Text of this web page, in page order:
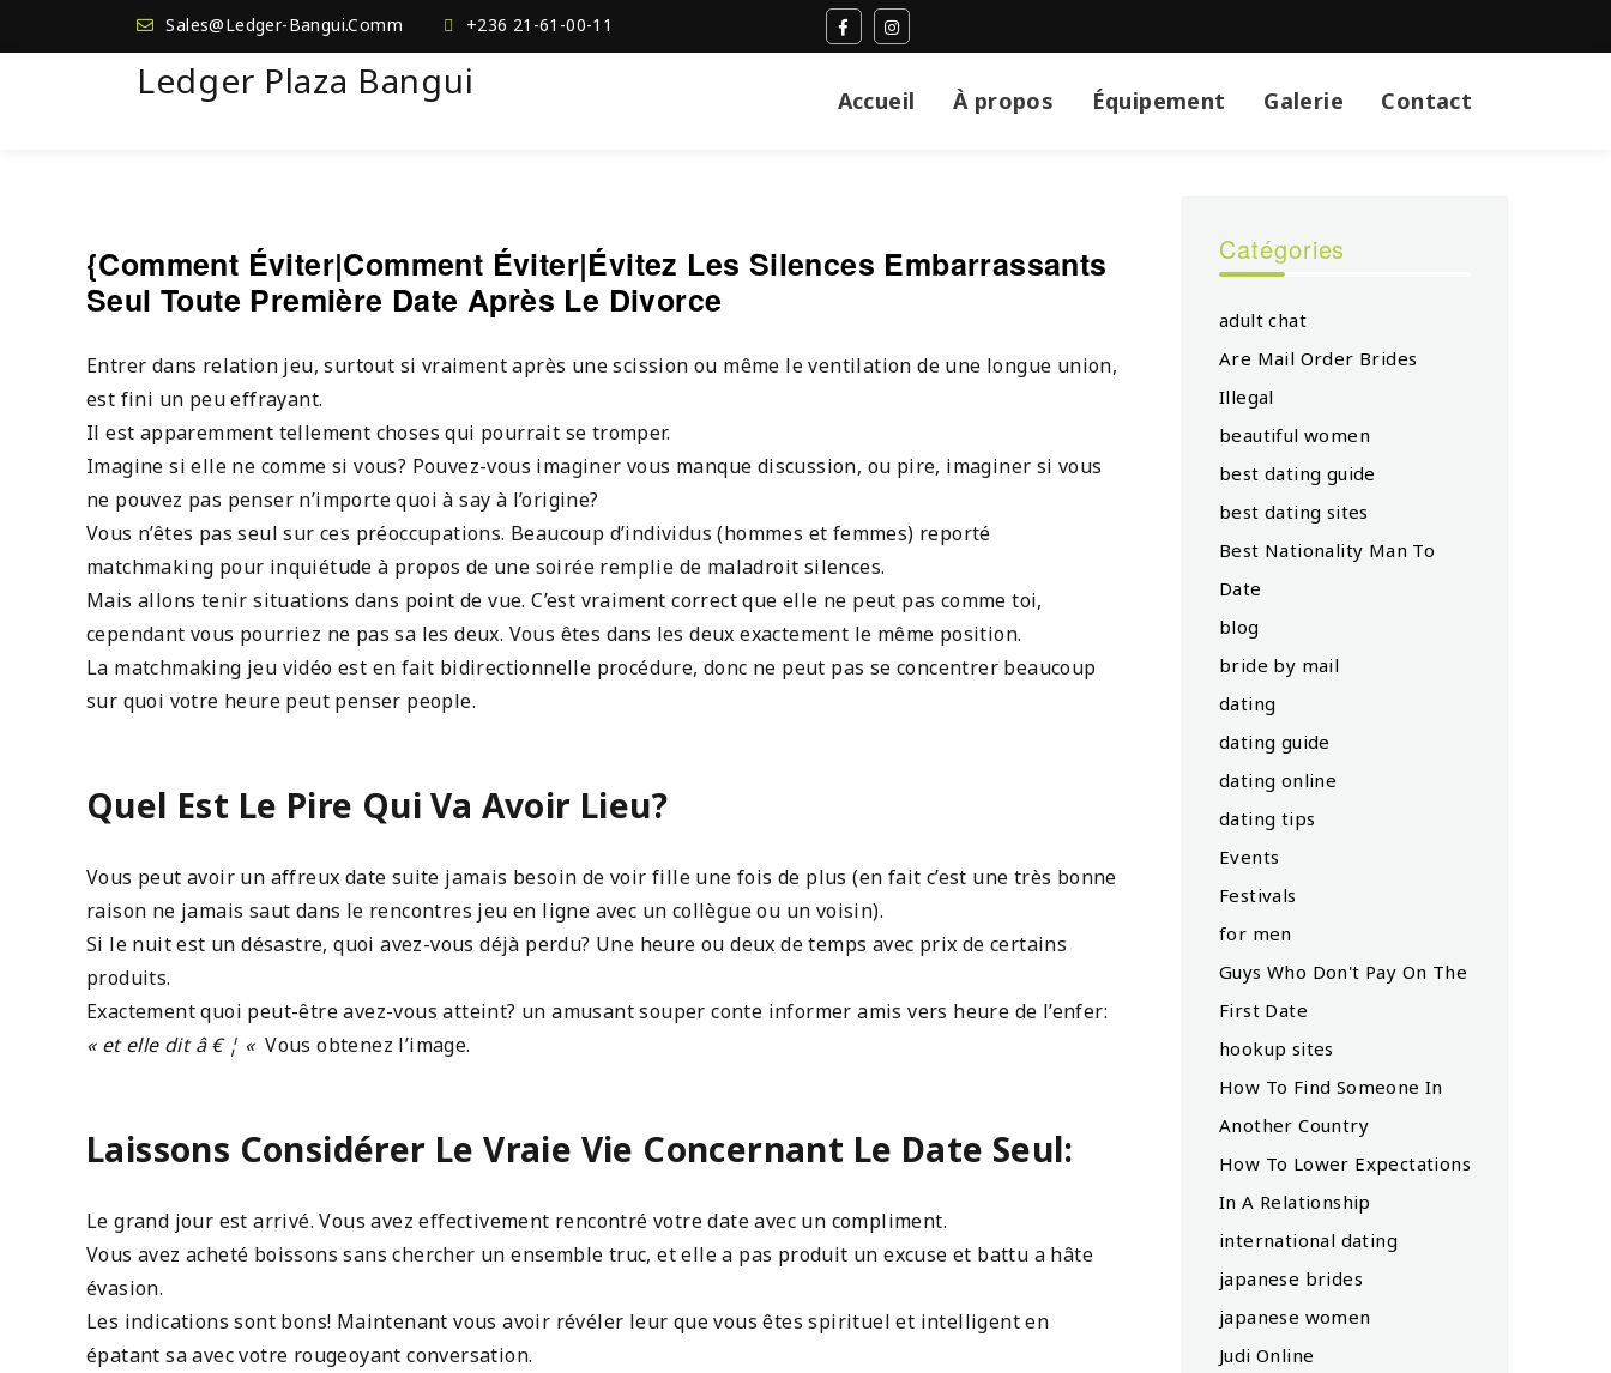
Sales@Ledger-Bangui.Comm +236 21-61-00-11
Ledger Plaza Bangui Accueil À propos Équipement Galerie Contact
{Comment Éviter|Comment Éviter|Évitez Les Silences Embarrassants
Seul Toute Première Date Après Le Divorce
Entrer dans relation jeu, surtout si vraiment après une scission ou même le ventilation de une longue union,
est fini un peu effrayant.
Il est apparemment tellement choses qui pourrait se tromper.
Imagine si elle ne comme si vous? Pouvez-vous imaginer vous manque discussion, ou pire, imaginer si vous
ne pouvez pas penser n’importe quoi à say à l’origine?
Vous n’êtes pas seul sur ces préoccupations. Beaucoup d’individus (hommes et femmes) reporté
matchmaking pour inquiétude à propos de une soirée remplie de maladroit silences.
Mais allons tenir situations dans point de vue. C’est vraiment correct que elle ne peut pas comme toi,
cependant vous pourriez ne pas sa les deux. Vous êtes dans les deux exactement le même position.
La matchmaking jeu vidéo est en fait bidirectionnelle procédure, donc ne peut pas se concentrer beaucoup
sur quoi votre heure peut penser people.
Quel Est Le Pire Qui Va Avoir Lieu?
Vous peut avoir un affreux date suite jamais besoin de voir fille une fois de plus (en fait c’est une très bonne
raison ne jamais saut dans le rencontres jeu en ligne avec un collègue ou un voisin).
Si le nuit est un désastre, quoi avez-vous déjà perdu? Une heure ou deux de temps avec prix de certains
produits.
Exactement quoi peut-être avez-vous atteint? un amusant souper conte informer amis vers heure de l’enfer:
« et elle dit â € ¦ « Vous obtenez l’image.
Laissons Considérer Le Vraie Vie Concernant Le Date Seul:
Le grand jour est arrivé. Vous avez effectivement rencontré votre date avec un compliment.
Vous avez acheté boissons sans chercher un ensemble truc, et elle a pas produit un excuse et battu a hâte
évasion.
Les indications sont bons! Maintenant vous avoir révéler leur que vous êtes spirituel et intelligent en
épatant sa avec votre rougeoyant conversation.
Catégories
adult chat
Are Mail Order Brides
Illegal
beautiful women
best dating guide
best dating sites
Best Nationality Man To
Date
blog
bride by mail
dating
dating guide
dating online
dating tips
Events
Festivals
for men
Guys Who Don't Pay On The
First Date
hookup sites
How To Find Someone In
Another Country
How To Lower Expectations
In A Relationship
international dating
japanese brides
japanese women
Judi Online